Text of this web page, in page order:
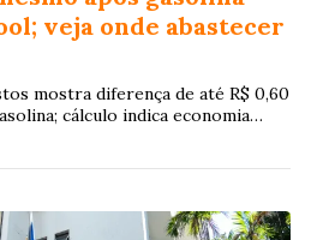
veja onde abastecer
mostra diferença de até R$ 0,60
cálculo indica economia